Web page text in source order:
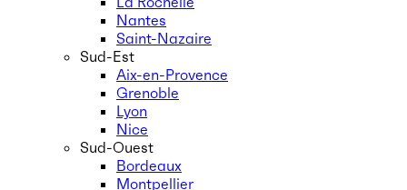
Nantes
Saint-Nazaire
Sud-Est
Aix-en-Provence
Grenoble
Lyon
Nice
Sud-Ouest
Bordeaux
Montpellier